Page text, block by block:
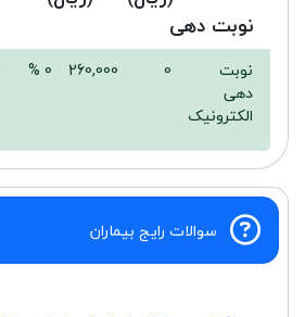
نوبت دهی
نوبت
دهی
الکترونیک
0
260,000
0 %
سوالات رایج بیماران